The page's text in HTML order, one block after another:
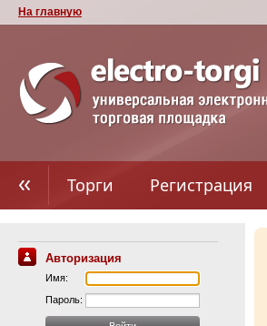
На главную
Торги Регистрация
Авторизация
Имя:
Пароль: